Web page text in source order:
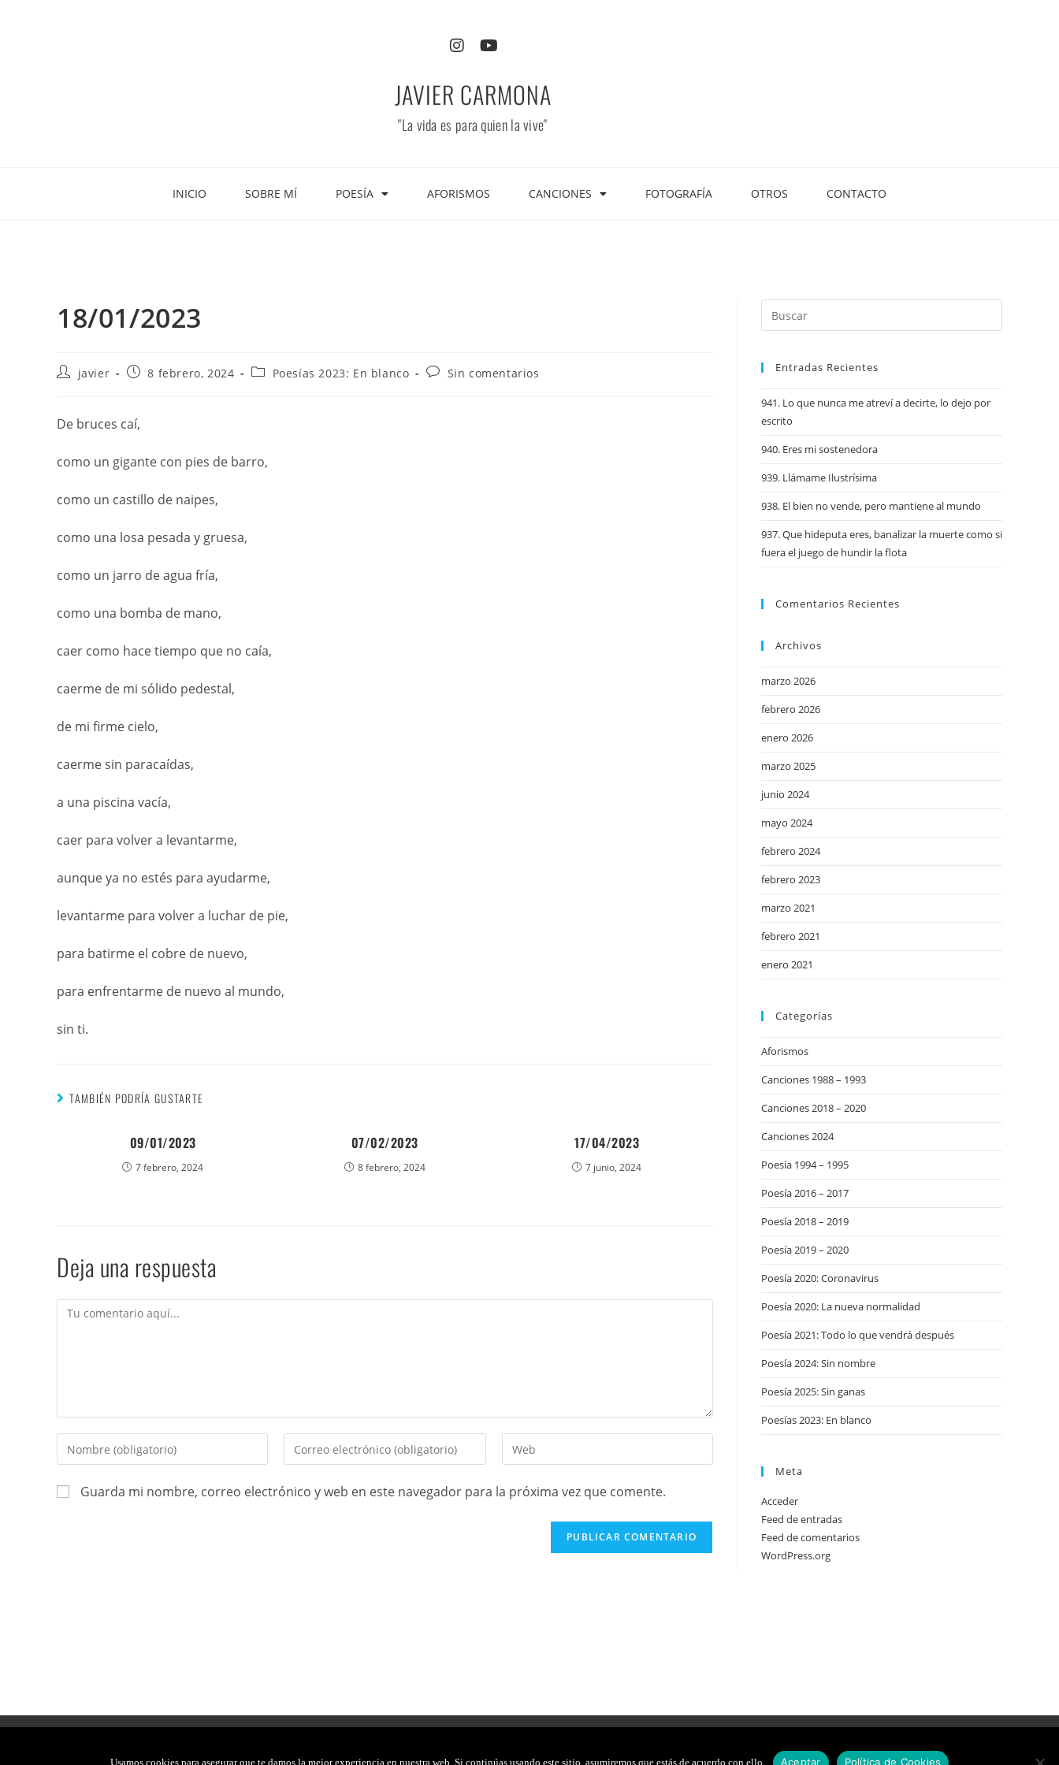
JAVIER CARMONA
"La vida es para quien la vive"
INICIO SOBRE MÍ POESÍA AFORISMOS CANCIONES FOTOGRAFÍA OTROS CONTACTO
18/01/2023
javier 8 febrero, 2024 Poesías 2023: En blanco Sin comentarios
De bruces caí,
como un gigante con pies de barro,
como un castillo de naipes,
como una losa pesada y gruesa,
como un jarro de agua fría,
como una bomba de mano,
caer como hace tiempo que no caía,
caerme de mi sólido pedestal,
de mi firme cielo,
caerme sin paracaídas,
a una piscina vacía,
caer para volver a levantarme,
aunque ya no estés para ayudarme,
levantarme para volver a luchar de pie,
para batirme el cobre de nuevo,
para enfrentarme de nuevo al mundo,
sin ti.
TAMBIÉN PODRÍA GUSTARTE
09/01/2023
7 febrero, 2024
07/02/2023
8 febrero, 2024
17/04/2023
7 junio, 2024
Deja una respuesta
Guarda mi nombre, correo electrónico y web en este navegador para la próxima vez que comente.
Entradas Recientes
941. Lo que nunca me atreví a decirte, lo dejo por
escrito
940. Eres mi sostenedora
939. Llámame Ilustrísima
938. El bien no vende, pero mantiene al mundo
937. Que hideputa eres, banalizar la muerte como si
fuera el juego de hundir la flota
Comentarios Recientes
Archivos
marzo 2026
febrero 2026
enero 2026
marzo 2025
junio 2024
mayo 2024
febrero 2024
febrero 2023
marzo 2021
febrero 2021
enero 2021
Categorías
Aforismos
Canciones 1988 – 1993
Canciones 2018 – 2020
Canciones 2024
Poesía 1994 – 1995
Poesía 2016 – 2017
Poesía 2018 – 2019
Poesía 2019 – 2020
Poesía 2020: Coronavirus
Poesía 2020: La nueva normalidad
Poesía 2021: Todo lo que vendrá después
Poesía 2024: Sin nombre
Poesía 2025: Sin ganas
Poesías 2023: En blanco
Meta
Acceder
Feed de entradas
Feed de comentarios
WordPress.org
2026, JAVIER CARMONA. TODOS LOS DERECHOS RESERVADOS POLÍTICA DE PRIVACIDAD AVISO LEGAL POLÍTICA DE COOKIES DISEÑO WEB
Usamos cookies para asegurar que te damos la mejor experiencia en nuestra web. Si continúas usando este sitio, asumiremos que estás de acuerdo con ello. Aceptar Política de Cookies